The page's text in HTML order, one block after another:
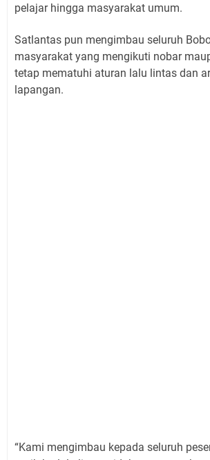
pelajar hingga masyarakat umum.
Satlantas pun mengimbau seluruh
masyarakat yang mengikuti nobar
tetap mematuhi aturan lalu lintas dan
lapangan.
“Kami mengimbau kepada seluruh